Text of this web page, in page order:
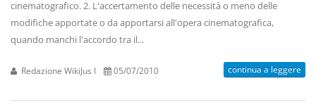
cinematografico. 2. L'accertamento delle necessità o meno delle
modifiche apportate o da apportarsi all'opera cinematografica,
quando manchi l'accordo tra il...
Redazione WikiJus I 05/07/2010 continua a leggere